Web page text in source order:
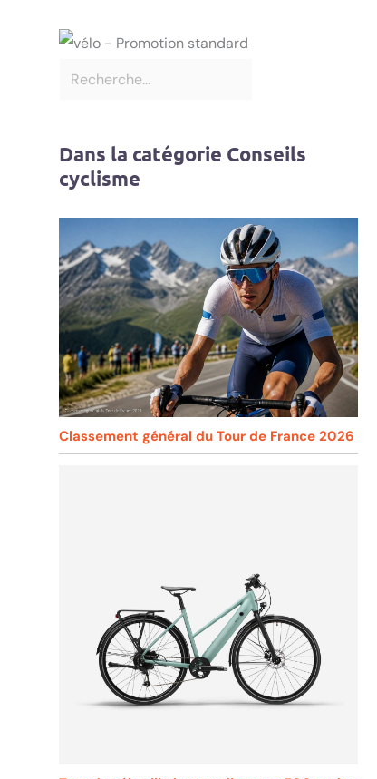
Dans la catégorie Conseils
cyclisme
Classement général du Tour de France 2026